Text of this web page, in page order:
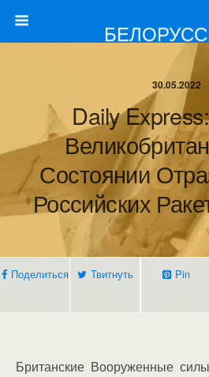
30.05.2022
Daily
Состоянии
Российских
Поделиться Твитнуть Pin
Британские Вооруженные